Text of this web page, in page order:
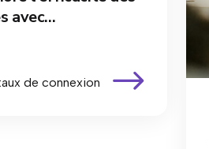
avec...
de connexion